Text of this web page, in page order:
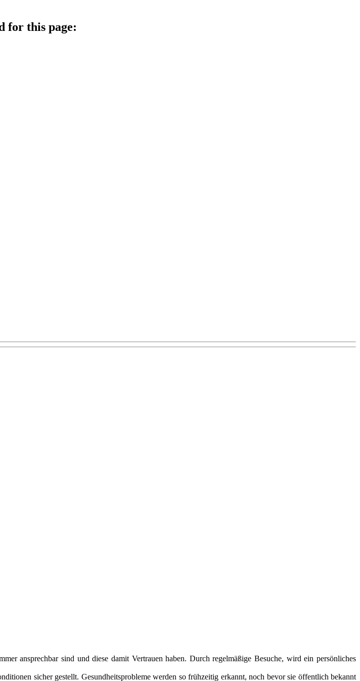
ansprechbar sind und diese damit Vertrauen haben. Durch regelmäßige Besuche, wird ein persönliches
sicher gestellt. Gesundheitsprobleme werden so frühzeitig erkannt, noch bevor sie öffentlich bekannt
for this page: